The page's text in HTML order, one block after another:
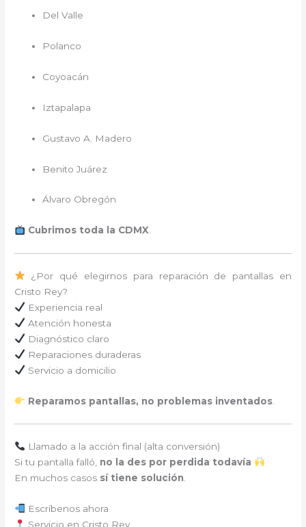
Del Valle
Polanco
Coyoacán
Iztapalapa
Gustavo A. Madero
Benito Juárez
Álvaro Obregón
Cubrimos toda la CDMX.
¿Por qué elegirnos para reparación de pantallas en
Cristo Rey?
Experiencia real
Atención honesta
Diagnóstico claro
Reparaciones duraderas
Servicio a domicilio
Reparamos pantallas, no problemas inventados.
Llamado a la acción final (alta conversión)
Si tu pantalla falló, no la des por perdida todavía
En muchos casos sí tiene solución
Escríbenos ahora
Servicio en Cristo Rey